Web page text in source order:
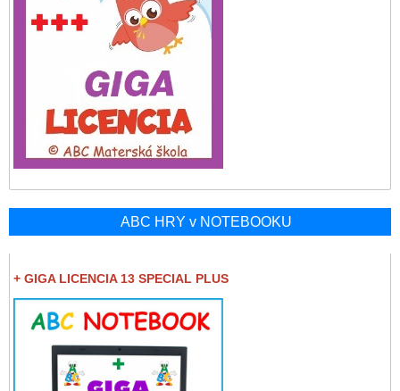
ABC HRY v NOTEBOOKU
+ GIGA LICENCIA 13 SPECIAL PLUS